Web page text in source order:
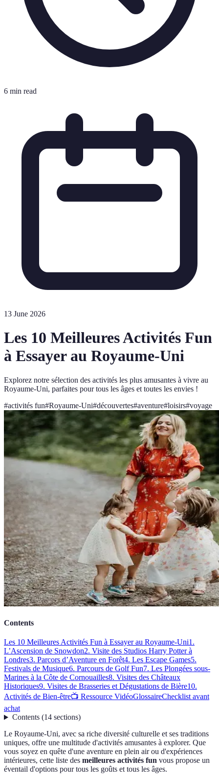
6 min read
13 June 2026
Les 10 Meilleures Activités Fun
à Essayer au Royaume-Uni
Explorez notre sélection des activités les plus amusantes à vivre au
Royaume-Uni, parfaites pour tous les âges et toutes les envies !
#activités fun#Royaume-Uni#découvertes#aventure#loisirs#voyage
Contents
Les 10 Meilleures Activités Fun à Essayer au Royaume-Uni1.
L’Ascension de Snowdon2. Visite des Studios Harry Potter à
Londres3. Parcors d’Aventure en Forêt4. Les Escape Games5.
Festivals de Musique6. Parcours de Golf Fun7. Les Plongées sous-
Marines à la Côte de Cornouailles8. Visites des Châteaux
Historiques9. Visites de Brasseries et Dégustations de Bière10.
Activités de Bien-être📺 Ressource VidéoGlossaireChecklist avant
achat
Contents(14 sections)
Le Royaume-Uni, avec sa riche diversité culturelle et ses traditions
uniques, offre une multitude d'activités amusantes à explorer. Que
vous soyez en quête d'une aventure en plein air ou d'expériences
intérieures, cette liste des meilleures activités fun vous propose un
éventail d'options pour tous les goûts et tous les âges.